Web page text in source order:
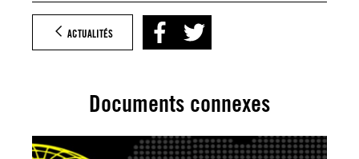
ACTUALITÉS
Documents connexes